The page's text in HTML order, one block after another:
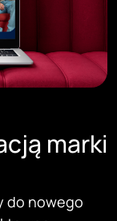
marki
do nowego